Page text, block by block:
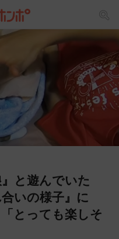
と遊んでいた
いの様子』に
とっても楽しそ